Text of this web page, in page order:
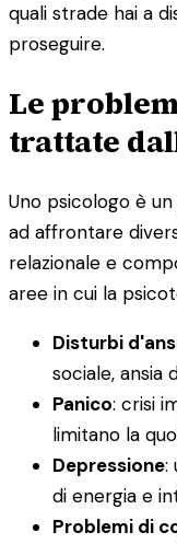
quali strade hai a
proseguire.
Le
trattate
Uno psicologo è
ad affrontare
relazionale e
aree in cui la
Disturbi
sociale, ansia
Panico: crisi
limitano la
Depressione:
di energia e
Problemi di